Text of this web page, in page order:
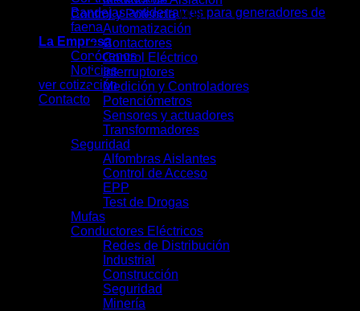
Bandejas antiderrames para generadores de
faena
La Empresa
Conócenos
Noticias
ver cotización
Contacto
Control y Potencia (41)
Automatización
Contactores
Control Eléctrico
Interruptores
Medición y Controladores
Potenciómetros
Sensores y actuadores
Transformadores
Seguridad
Alfombras Aislantes
Control de Acceso
EPP
Test de Drogas
Mufas
Conductores Eléctricos
Redes de Distribución
Industrial
Construcción
Seguridad
Minería